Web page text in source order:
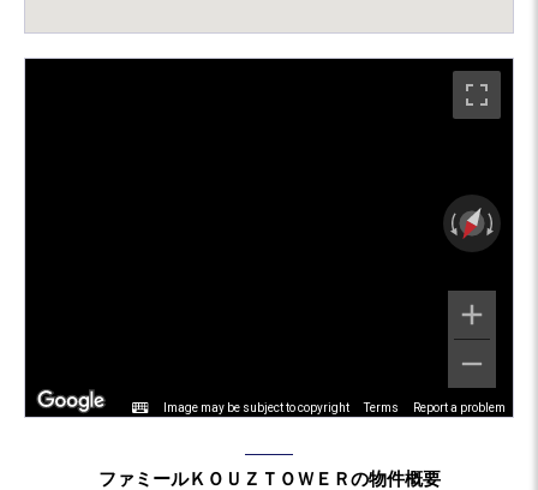
Image may be subject to copyright Terms Report a problem
ファミールＫＯＵＺＴＯＷＥＲの物件概要